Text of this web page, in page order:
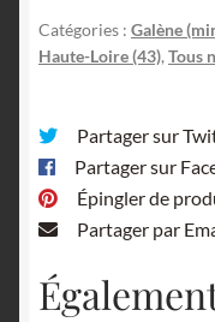
Haute-
Loire.
Catégories : Galène
Haute-Loire (43), Tous
Partager sur
Partager sur
Épingler de
Partager par